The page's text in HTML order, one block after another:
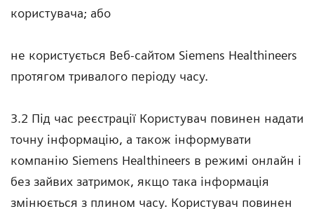
користувача; або
не користується Веб-сайтом Siemens Healthineers
протягом тривалого періоду часу.
3.2 Під час реєстрації Користувач повинен надати
точну інформацію, а також інформувати
компанію Siemens Healthineers в режимі онлайн і
без зайвих затримок, якщо така інформація
змінюється з плином часу. Користувач повинен